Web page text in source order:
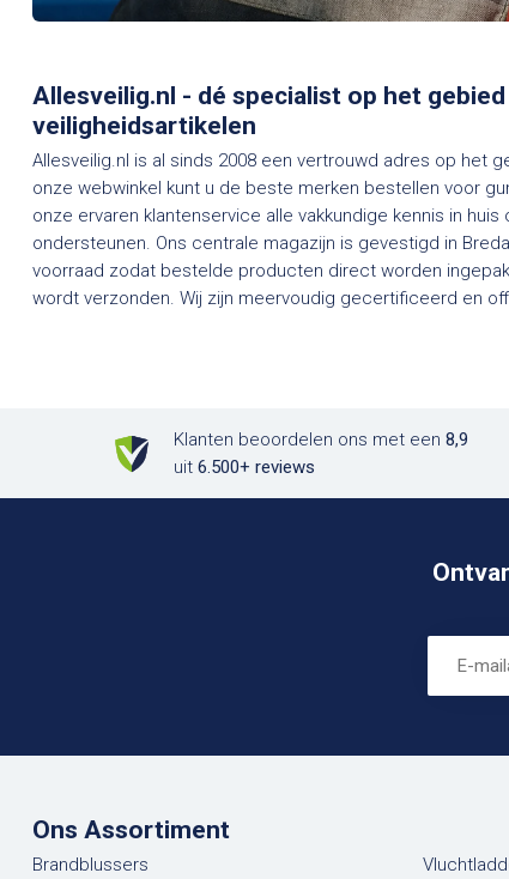
Allesveilig.nl - dé specialist op het
veiligheidsartikelen
Allesveilig.nl is al sinds 2008 een vertrouwd adres op het
onze webwinkel kunt u de beste merken bestellen voor
onze ervaren klantenservice alle vakkundige kennis in
ondersteunen. Ons centrale magazijn is gevestigd in
voorraad zodat bestelde producten direct worden
wordt verzonden. Wij zijn meervoudig gecertificeerd en officieel dealer van een groot aantal
Klanten beoordelen ons met een8,9
uit6.500+ reviews
Ons Assortiment
Brandblussers